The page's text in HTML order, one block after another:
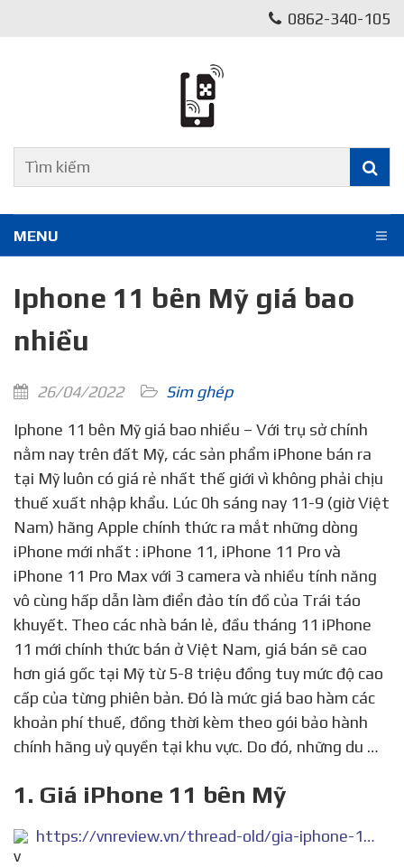
0862-340-105
MENU
Iphone 11 bên Mỹ giá bao
nhiều
26/04/2022
Sim ghép
Iphone 11 bên Mỹ giá bao nhiều – Với trụ sở chính
nằm nay trên đất Mỹ, các sản phẩm iPhone bán ra
tại Mỹ luôn có giá rẻ nhất thế giới vì không phải chịu
thuế xuất nhập khẩu. Lúc 0h sáng nay 11-9 (giờ Việt
Nam) hãng Apple chính thức ra mắt những dòng
iPhone mới nhất : iPhone 11, iPhone 11 Pro và
iPhone 11 Pro Max với 3 camera và nhiều tính năng
vô cùng hấp dẫn làm điển đảo tín đồ của Trái táo
khuyết. Theo các nhà bán lẻ, đầu tháng 11 iPhone
11 mới chính thức bán ở Việt Nam, giá bán sẽ cao
hơn giá gốc tại Mỹ từ 5-8 triệu đồng tuy mức độ cao
cấp của từng phiên bản. Đó là mức giá bao hàm các
khoản phí thuế, đồng thời kèm theo gói bảo hành
chính hãng uỷ quyền tại khu vực. Do đó, những du …
1. Giá iPhone 11 bên Mỹ
https://vnreview.vn/thread-old/gia-iphone-11-ben-my.2927300